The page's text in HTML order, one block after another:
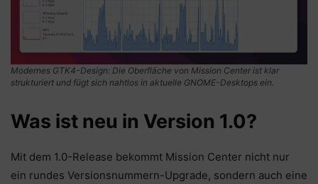
Modernes GTK4-Design: Die Oberfläche von Mission Center ist klar
strukturiert und fügt sich nahtlos in aktuelle GNOME-Desktops ein.
Was ist neu in Version 1.0?
Mit dem 1.0-Release bekommt Mission Center nicht nur
ein rundes Versionsnummern-Upgrade, sondern auch eine